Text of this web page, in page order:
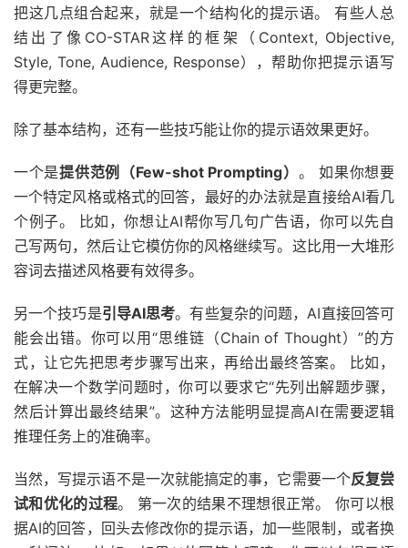
把这几点组合起来，就是一个结构化的提示语。 有些人总
结出了像CO-STAR这样的框架（Context, Objective,
Style, Tone, Audience, Response），帮助你把提示语写
得更完整。
除了基本结构，还有一些技巧能让你的提示语效果更好。
一个是提供范例（Few-shot Prompting） 。 如果你想要
一个特定风格或格式的回答，最好的办法就是直接给AI看几
个例子。 比如，你想让AI帮你写几句广告语，你可以先自
己写两句，然后让它模仿你的风格继续写。这比用一大堆形
容词去描述风格要有效得多。
另一个技巧是引导AI思考。有些复杂的问题，AI直接回答可
能会出错。你可以用“思维链（Chain of Thought）”的方
式，让它先把思考步骤写出来，再给出最终答案。 比如，
在解决一个数学问题时，你可以要求它“先列出解题步骤，
然后计算出最终结果”。这种方法能明显提高AI在需要逻辑
推理任务上的准确率。
当然，写提示语不是一次就能搞定的事，它需要一个反复尝
试和优化的过程。 第一次的结果不理想很正常。 你可以根
据AI的回答，回头去修改你的提示语，加一些限制，或者换